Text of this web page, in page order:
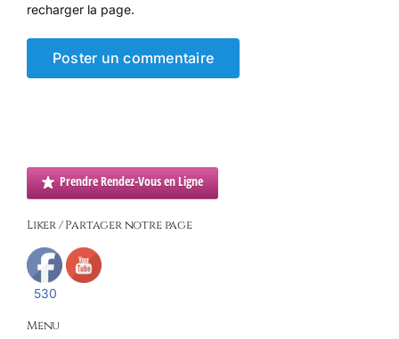
recharger la page.
Prendre Rendez-Vous en Ligne
Liker / Partager notre page
530
Menu